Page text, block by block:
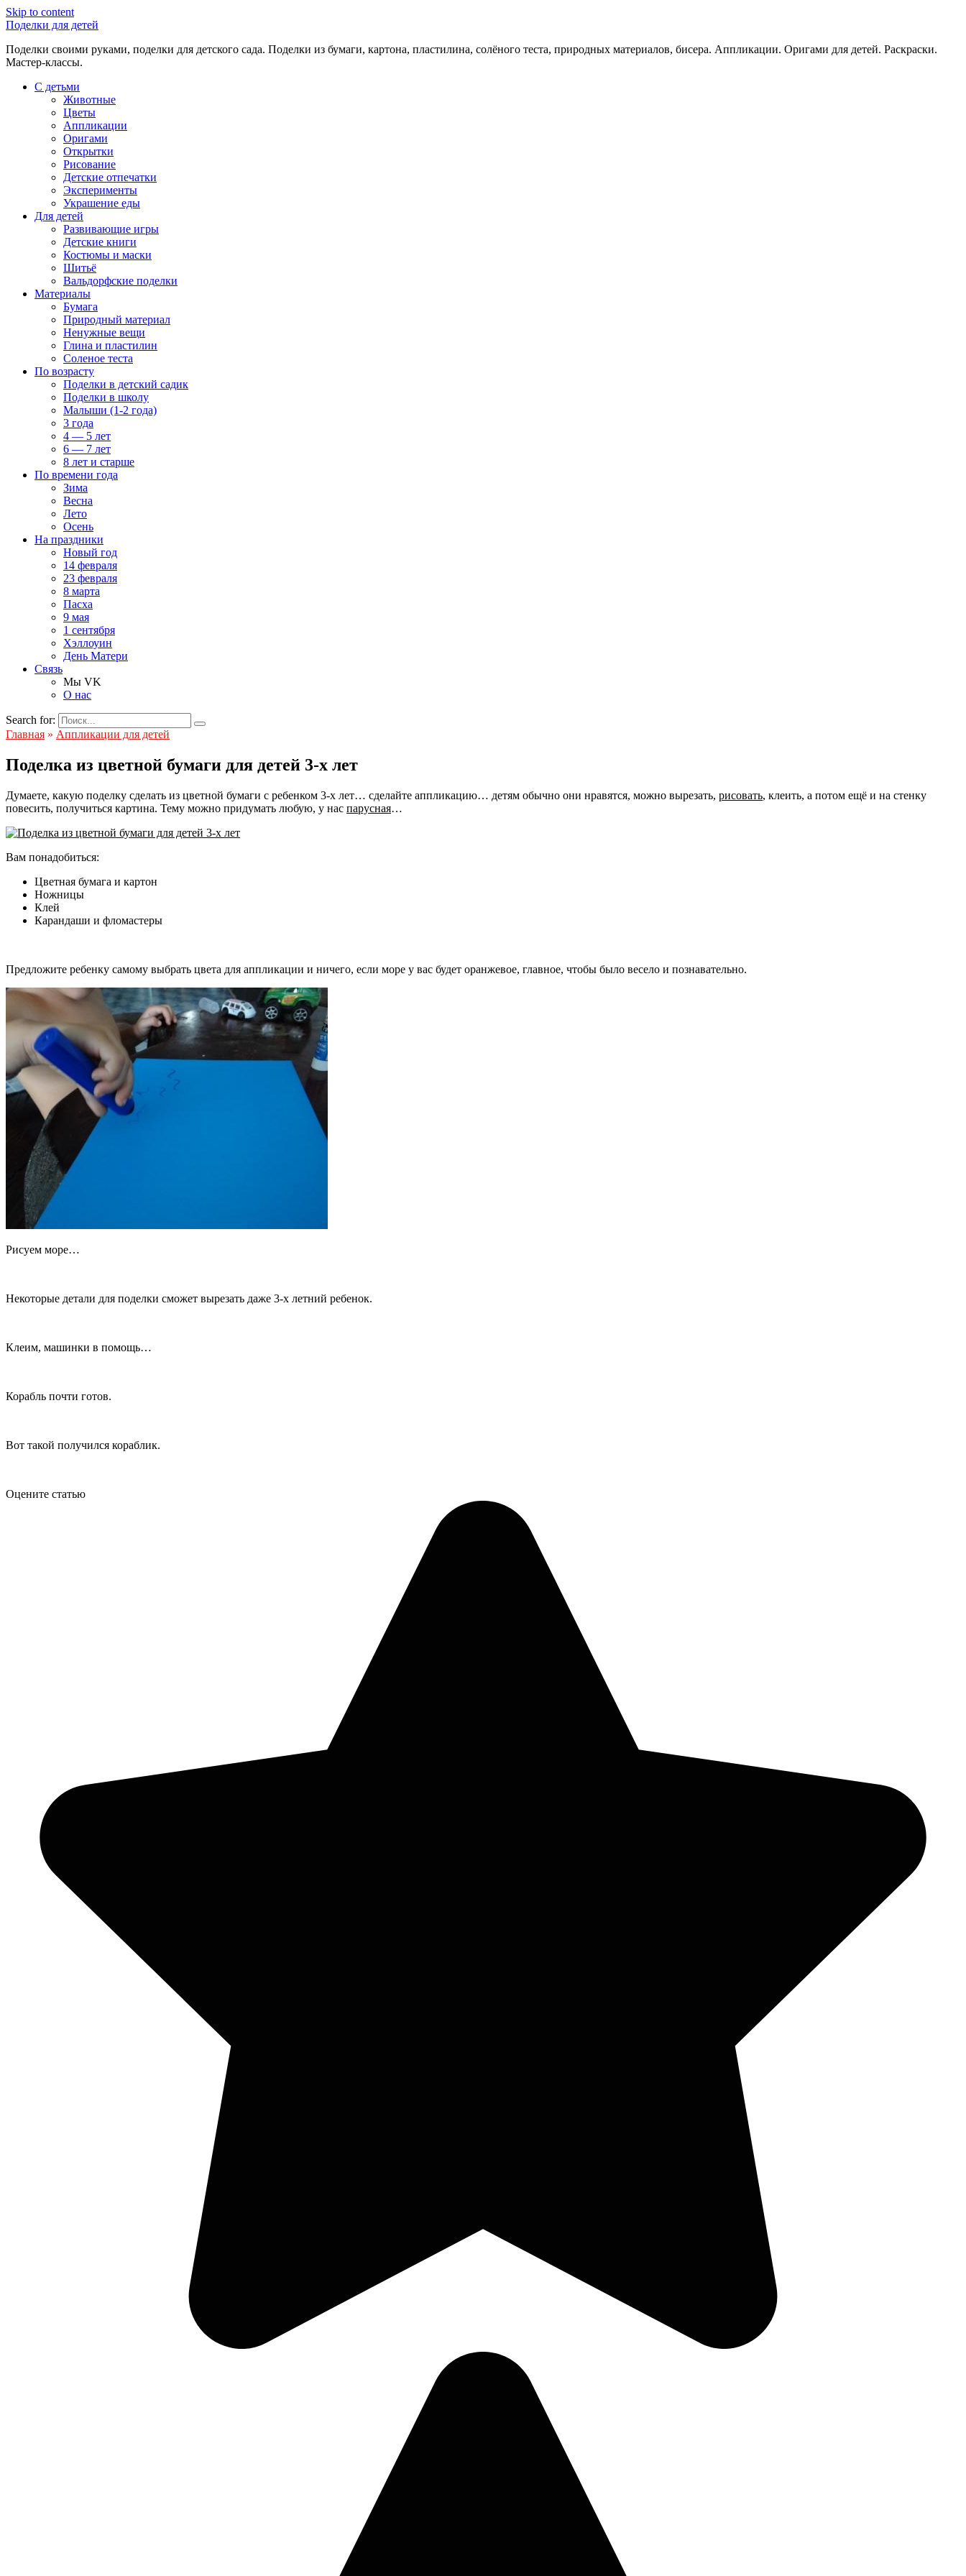
Skip to content
Поделки для детей
Поделки своими руками, поделки для детского сада. Поделки из бумаги, картона, пластилина, солёного теста, природных материалов, бисера. Аппликации. Оригами для детей. Раскраски.
Мастер-классы.
С детьми
Животные
Цветы
Аппликации
Оригами
Открытки
Рисование
Детские отпечатки
Эксперименты
Украшение еды
Для детей
Развивающие игры
Детские книги
Костюмы и маски
Шитьё
Вальдорфские поделки
Материалы
Бумага
Природный материал
Ненужные вещи
Глина и пластилин
Соленое теста
По возрасту
Поделки в детский садик
Поделки в школу
Малыши (1-2 года)
3 года
4 — 5 лет
6 — 7 лет
8 лет и старше
По времени года
Зима
Весна
Лето
Осень
На праздники
Новый год
14 февраля
23 февраля
8 марта
Пасха
9 мая
1 сентября
Хэллоуин
День Матери
Связь
Мы VK
О нас
Search for:
Главная » Аппликации для детей
Поделка из цветной бумаги для детей 3-х лет
Думаете, какую поделку сделать из цветной бумаги с ребенком 3-х лет… сделайте аппликацию… детям обычно они нравятся, можно вырезать, рисовать, клеить, а потом ещё и на стенку
повесить, получиться картина. Тему можно придумать любую, у нас парусная…
Вам понадобиться:
Цветная бумага и картон
Ножницы
Клей
Карандаши и фломастеры
Предложите ребенку самому выбрать цвета для аппликации и ничего, если море у вас будет оранжевое, главное, чтобы было весело и познавательно.
Рисуем море…
Некоторые детали для поделки сможет вырезать даже 3-х летний ребенок.
Клеим, машинки в помощь…
Корабль почти готов.
Вот такой получился кораблик.
Оцените статью